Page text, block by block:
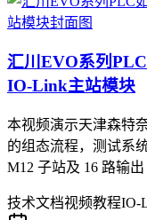
汇川EVO系列
IO-Link主站模块
本视频演示天津森特
的组态流程，测试系
M12 子站及 16 路输出
技术文档视频教程IO-